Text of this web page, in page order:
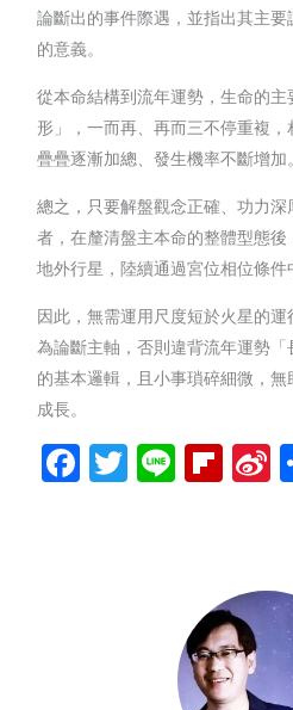
論斷出的事件際遇，並指出其主
的意義。
從本命結構到流年運勢，生命的
形」，一而再、再而三不停重複
疊疊逐漸加總、發生機率不斷增加。
總之，只要解盤觀念正確、功力
者，在釐清盤主本命的整體型態
地外行星，陸續通過宮位相位條件
因此，無需運用尺度短於火星的
為論斷主軸，否則違背流年運勢「
的基本邏輯，且小事瑣碎細微，
成長。
Facebook
Twitter
Line